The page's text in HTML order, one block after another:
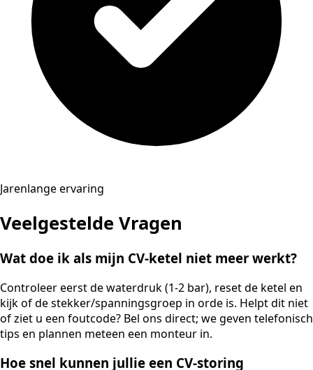
Jarenlange ervaring
Veelgestelde Vragen
Wat doe ik als mijn CV-ketel niet meer werkt?
Controleer eerst de waterdruk (1-2 bar), reset de ketel en
kijk of de stekker/spanningsgroep in orde is. Helpt dit niet
of ziet u een foutcode? Bel ons direct; we geven telefonisch
tips en plannen meteen een monteur in.
Hoe snel kunnen jullie een CV-storing